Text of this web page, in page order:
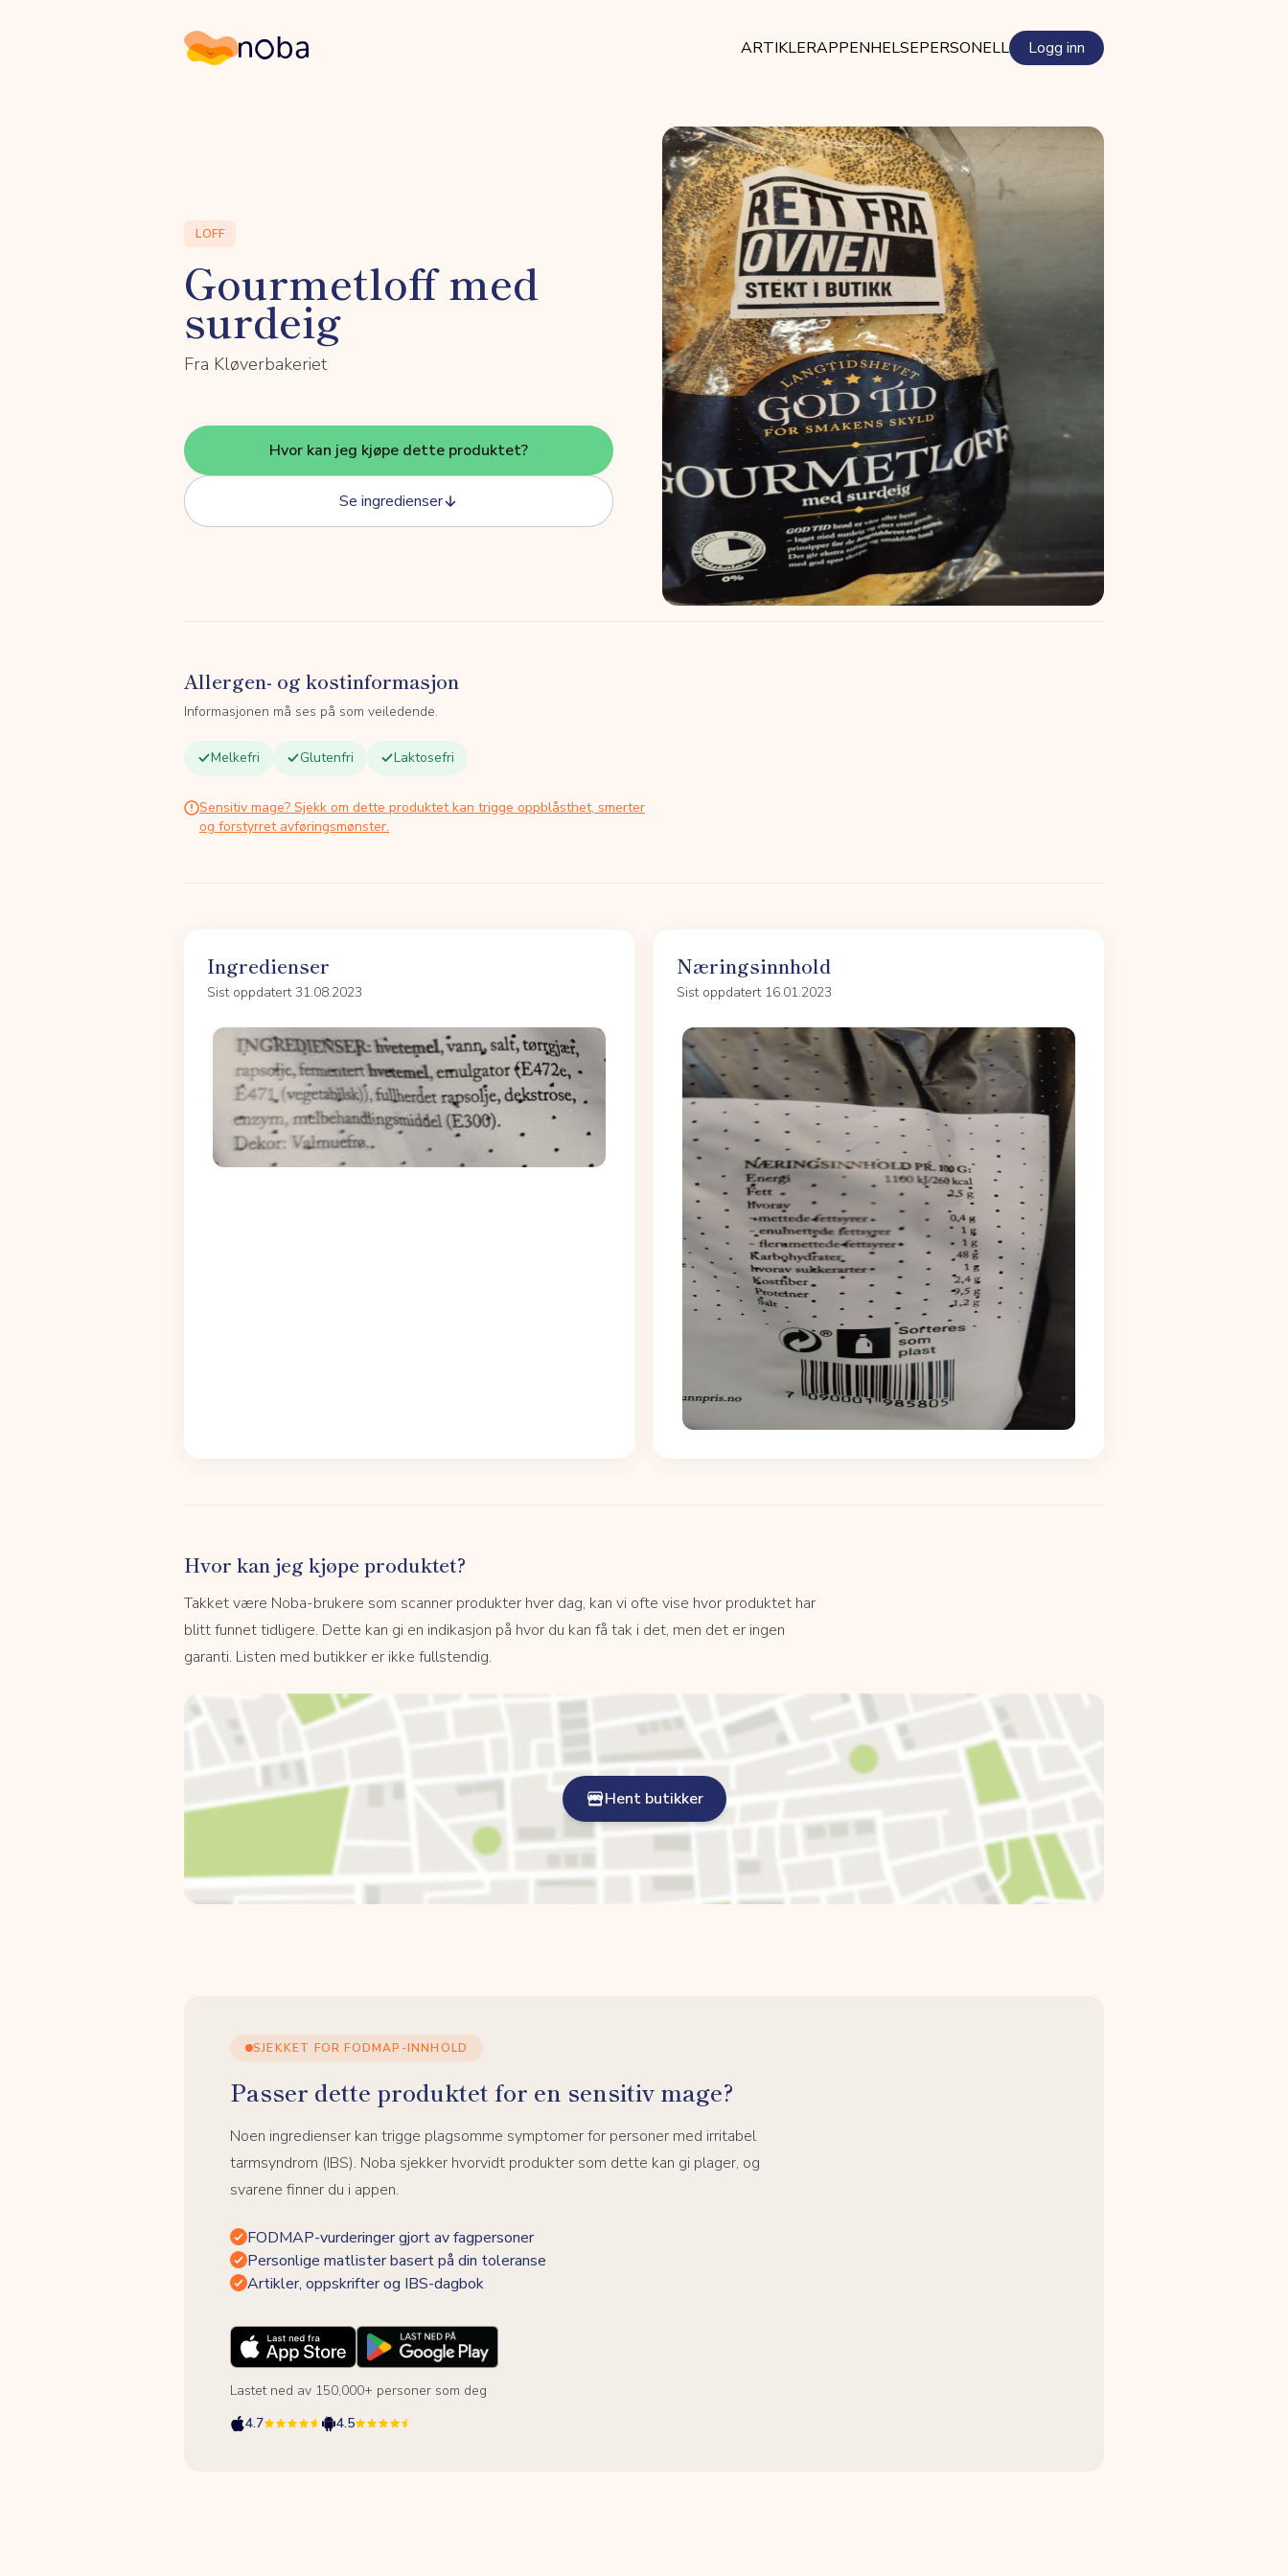
Noba ARTIKLERAPPENHELSEPERSONELL Logg inn
LOFF
Gourmetloff med
surdeig
Fra Kløverbakeriet
Hvor kan jeg kjøpe dette produktet?
Se ingredienser
Allergen- og kostinformasjon
Informasjonen må ses på som veiledende.
Melkefri Glutenfri Laktosefri
Sensitiv mage? Sjekk om dette produktet kan trigge oppblåsthet, smerter
og forstyrret avføringsmønster.
Ingredienser
Sist oppdatert 31.08.2023
Næringsinnhold
Sist oppdatert 16.01.2023
Hvor kan jeg kjøpe produktet?
Takket være Noba-brukere som scanner produkter hver dag, kan vi ofte vise hvor produktet har
blitt funnet tidligere. Dette kan gi en indikasjon på hvor du kan få tak i det, men det er ingen
garanti. Listen med butikker er ikke fullstendig.
Hent butikker
SJEKKET FOR FODMAP-INNHOLD
Passer dette produktet for en sensitiv mage?
Noen ingredienser kan trigge plagsomme symptomer for personer med irritabel
tarmsyndrom (IBS). Noba sjekker hvorvidt produkter som dette kan gi plager, og
svarene finner du i appen.
FODMAP-vurderinger gjort av fagpersoner
Personlige matlister basert på din toleranse
Artikler, oppskrifter og IBS-dagbok
Lastet ned av 150,000+ personer som deg
4.7
4.5